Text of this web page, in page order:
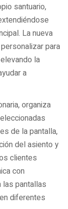
santuario,
La nueva
para
la
a
organiza
de la pantalla,
del asiento y
clientes
con
las pantallas
diferentes